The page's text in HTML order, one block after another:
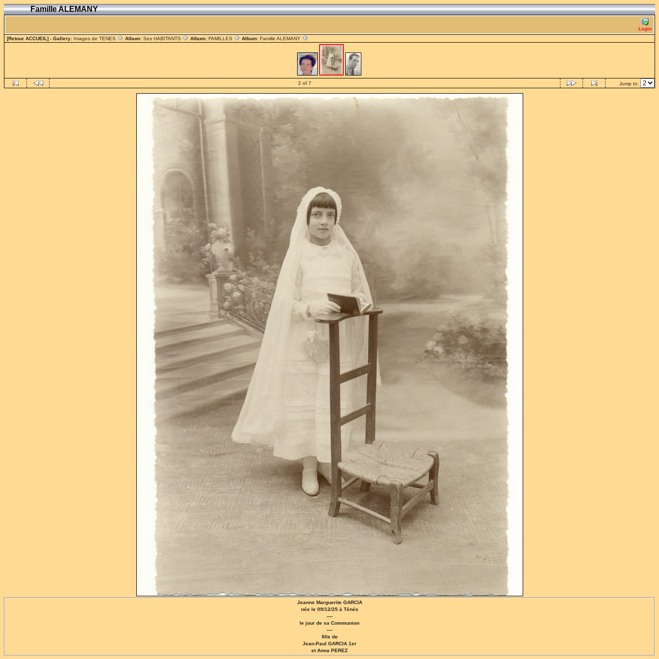
Famille ALEMANY
Login
[Retour ACCUEIL] - Gallery: Images de TENES Album: Ses HABITANTS Album: FAMILLES Album: Famille ALEMANY
2 of 7 Jump to:
Jeanne Marguerite GARCIA
née le 09/12/25 à Ténés
----
le jour de sa Communion
----
fille de
Jean-Paul GARCIA 1er
et Anna PEREZ